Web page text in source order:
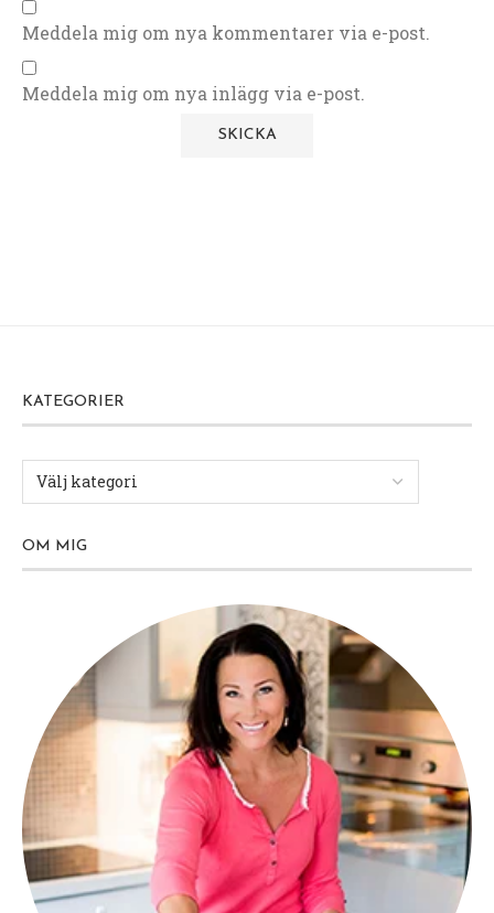
Meddela mig om nya kommentarer via e-post.
Meddela mig om nya inlägg via e-post.
KATEGORIER
OM MIG